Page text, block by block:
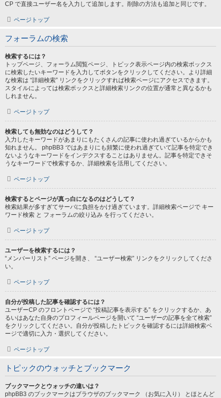
CP で直接ユーザー名を入力して追加します。削除の方法も追加と同じです。
ページトップ
フォーラムの検索
検索するには？
トップページ、フォーラム閲覧ページ、トピック表示ページ内の検索ボックス
に検索したいキーワードを入力してボタンをクリックしてください。より詳細
な検索は “詳細検索” リンクをクリックすれば検索ページにアクセスできます。
スタイルによっては検索ボックスと詳細検索リンクの位置が通常と異なるかも
しれません。
ページトップ
検索しても無効なのはどうして？
入力したキーワードがあまりにもたくさんの記事に使われ過ぎているからかも
知れません。 phpBB3 ではあまりにも頻繁に使われ過ぎていて記事を特定でき
ないようなキーワードをインデクスすることはありません。記事を特定できそ
うなキーワードで検索するか、詳細検索を活用してください。
ページトップ
検索するとページが真っ白になるのはどうして？
検索結果が多すぎてサーバに負担をかけ過ぎています。詳細検索ページで キー
ワード検索 と フォーラムの絞り込み を行ってください。
ページトップ
ユーザーを検索するには？
“メンバーリスト” ページを開き、 “ユーザー検索” リンクをクリックしてくださ
い。
ページトップ
自分が投稿した記事を確認するには？
ユーザーCP のフロントページで “投稿記事を表示する” をクリックするか、あ
るいはあなた自身のプロフィールページを開いて “ユーザーの記事を全て検索”
をクリックしてください。自分が投稿したトピックを確認するには詳細検索ペ
ージで適切に入力・選択してください。
ページトップ
トピックのウォッチとブックマーク
ブックマークとウォッチの違いは？
phpBB3 のブックマークはブラウザのブックマーク （お気に入り） とほとんど